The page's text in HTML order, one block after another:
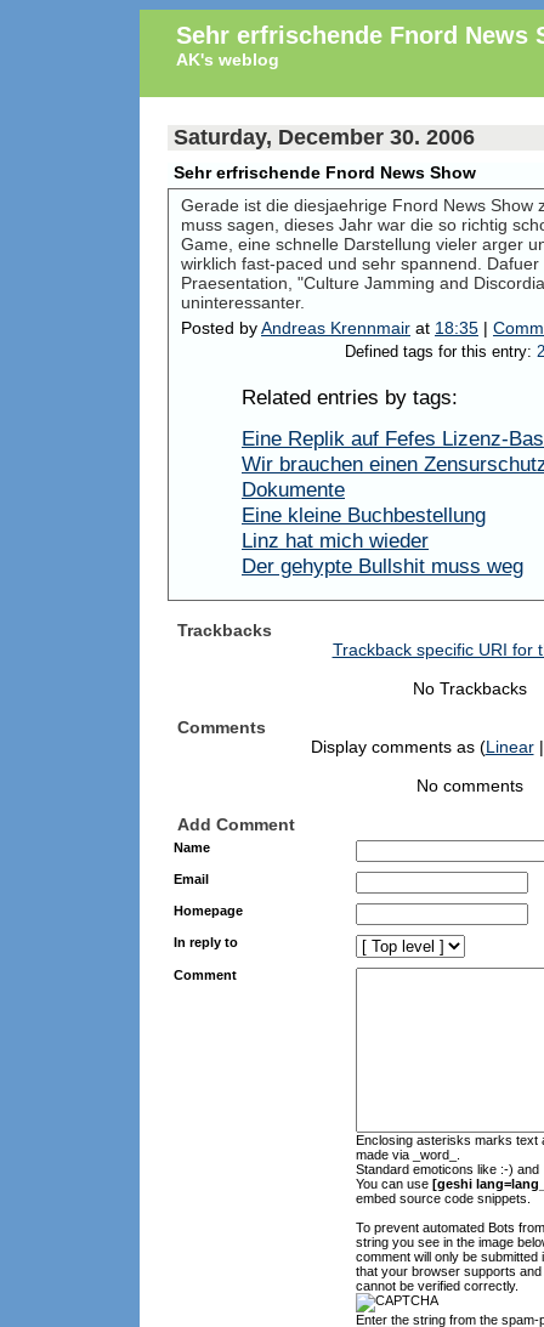
Sehr erfrischende Fnord News
AK's weblog
Saturday, December 30. 2006
Sehr erfrischende Fnord News Show
Gerade ist die diesjaehrige Fnord News Show
muss sagen, dieses Jahr war die so richtig
Game, eine schnelle Darstellung vieler arger
wirklich fast-paced und sehr spannend.
Praesentation, "Culture Jamming and
uninteressanter.
Posted byAndreas Krennmair at 18:35 |
Defined tags for this entry:
Related entries by tags:
Eine Replik auf Fefes Lizenz-
Wir brauchen einen
Dokumente
Eine kleine Buchbestellung
Linz hat mich wieder
Der gehypte Bullshit muss weg
Trackbacks
Trackback specific URI for
No Trackbacks
Comments
Display comments as (Linear|
No comments
Add Comment
Name
Email
Homepage
In reply to
Comment
Enclosing asterisks marks text
made via _word_.
Standard emoticons like :-)
You can use [geshi
embed source code snippets.
To prevent automated Bots
string you see in the image
comment will only be
that your browser supports
cannot be verified correctly.
Enter the string from the spam-